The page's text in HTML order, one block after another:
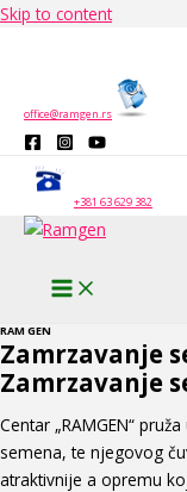
Skip to content
office@ramgen.rs
+381 63 629 382
RAM GEN
Zamrzavanje
Zamrzavanje
Centar „RAMGEN“
semena, te njegovog
atraktivnije a opremu